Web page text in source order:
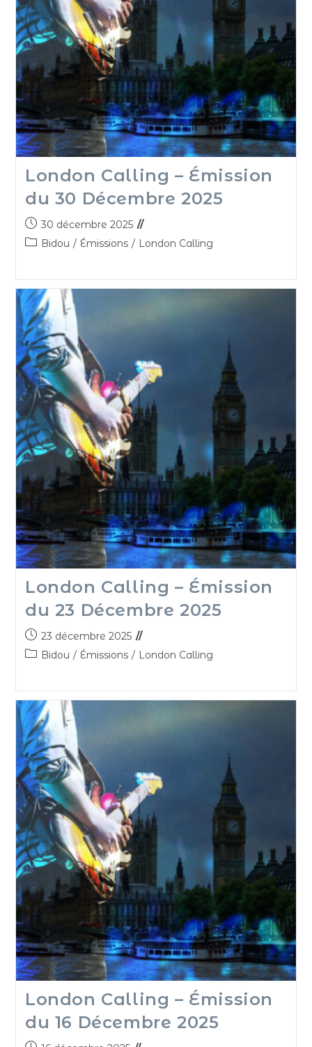
London Calling – Émission
du 30 Décembre 2025
30 décembre 2025
Bidou / Émissions / London Calling
London Calling – Émission
du 23 Décembre 2025
23 décembre 2025
Bidou / Émissions / London Calling
London Calling – Émission
du 16 Décembre 2025